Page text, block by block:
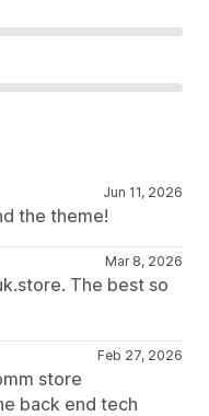
Jun 11, 2026
the theme!
Mar 8, 2026
The best so
Feb 27, 2026
store
back end tech